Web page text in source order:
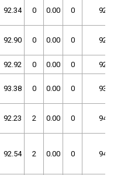
92.34 0 0.00 0
92.90 0 0.00 0
92.92 0 0.00 0
93.38 0 0.00 0
92.23 2 0.00 0
92.54 2 0.00 0